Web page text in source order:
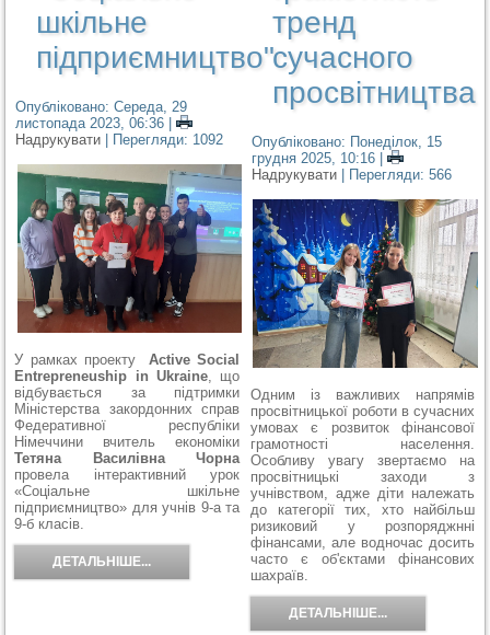
шкільне
підприємництво"
Опубліковано: Середа, 29
листопада 2023, 06:36 |
Надрукувати
| Перегляди: 1092
У рамках проекту Active Social
Entrepreneuship in Ukraine, що
відбувається за підтримки
Міністерства закордонних справ
Федеративної республіки
Німеччини вчитель економіки
Тетяна Василівна Чорна
провела інтерактивний урок
«Соціальне шкільне
підприємництво» для учнів 9-а та
9-б класів.
ДЕТАЛЬНІШЕ...
тренд
сучасного
просвітництва
Опубліковано: Понеділок, 15
грудня 2025, 10:16|
Надрукувати
| Перегляди: 566
Одним із важливих напрямів
просвітницької роботи в сучасних
умовах є розвиток фінансової
грамотності населення.
Особливу увагу звертаємо на
просвітницькі заходи з
учнівством, адже діти належать
до категорії тих, хто найбільш
ризиковий у розпоряджнні
фінансами, але водночас досить
часто є об'єктами фінансових
шахраїв.
ДЕТАЛЬНІШЕ...